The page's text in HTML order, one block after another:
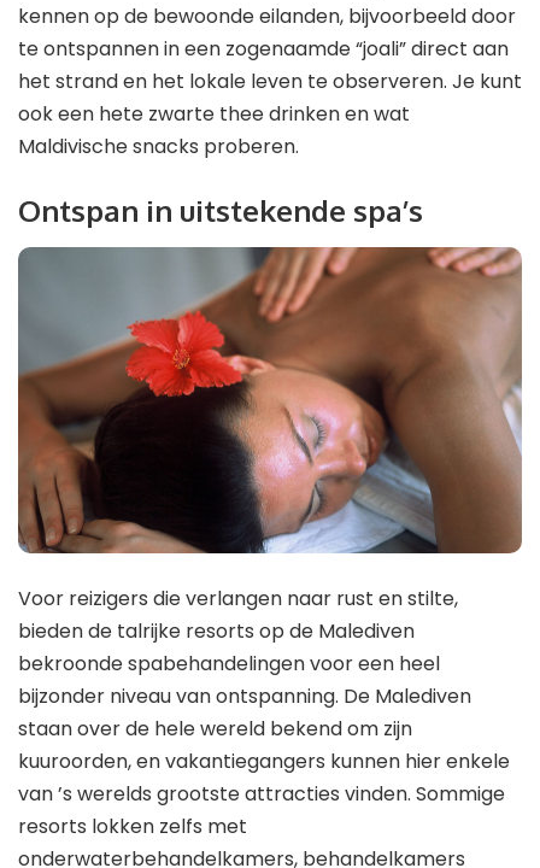
kennen op de bewoonde eilanden, bijvoorbeeld door
te ontspannen in een zogenaamde “joali” direct aan
het strand en het lokale leven te observeren. Je kunt
ook een hete zwarte thee drinken en wat
Maldivische snacks proberen.
Ontspan in uitstekende spa’s
Voor reizigers die verlangen naar rust en stilte,
bieden de talrijke resorts op de Malediven
bekroonde spabehandelingen voor een heel
bijzonder niveau van ontspanning. De Malediven
staan ​​over de hele wereld bekend om zijn
kuuroorden, en vakantiegangers kunnen hier enkele
van ’s werelds grootste attracties vinden. Sommige
resorts lokken zelfs met
onderwaterbehandelkamers, behandelkamers